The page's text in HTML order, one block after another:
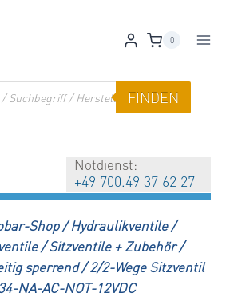
0
FINDEN
Notdienst:
+49 700.49 37 62 27
Shop /Hydraulikventile /
/Sitzventile + Zubehör /
sperrend / 2/2-Wege Sitzventil
NA-AC-NOT-12VDC